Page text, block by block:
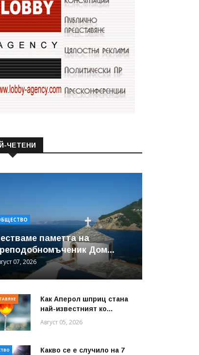
ЧЕТЕНИ
паметта на
Дом...
07, 2026
Как Аперол шприц стана
най-известният ко...
Август 05, 2026
Какво се е случило на 7